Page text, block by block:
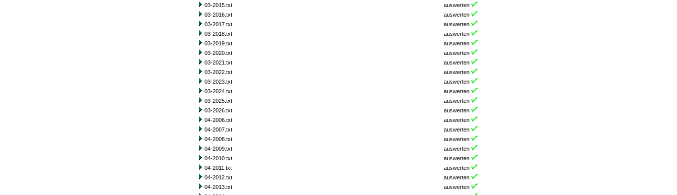
03-2015.txt
auswerten
03-2016.txt
auswerten
03-2017.txt
auswerten
03-2018.txt
auswerten
03-2019.txt
auswerten
03-2020.txt
auswerten
03-2021.txt
auswerten
03-2022.txt
auswerten
03-2023.txt
auswerten
03-2024.txt
auswerten
03-2025.txt
auswerten
03-2026.txt
auswerten
04-2006.txt
auswerten
04-2007.txt
auswerten
04-2008.txt
auswerten
04-2009.txt
auswerten
04-2010.txt
auswerten
04-2011.txt
auswerten
04-2012.txt
auswerten
04-2013.txt
auswerten